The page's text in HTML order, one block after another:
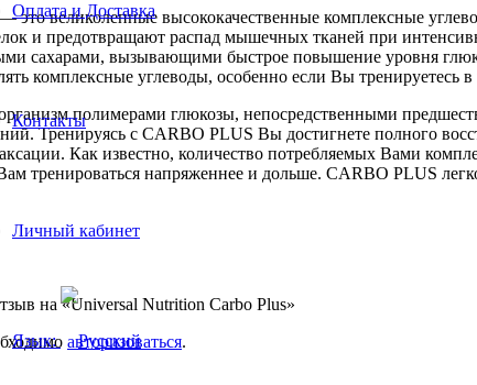
Оплата и Доставка
Контакты
Личный кабинет
Язык:
великолепные высококачественные комплексные
и предотвращают распад мышечных тканей при
сахарами, вызывающими быстрое повышение уровня
комплексные углеводы, особенно если Вы тренируетесь
полимерами глюкозы, непосредственными
Тренируясь с CARBO PLUS Вы достигнете полного
Как известно, количество потребляемых Вами
тренироваться напряженнее и дольше. CARBO PLUS
на «Universal Nutrition Carbo Plus»
авторизоваться.